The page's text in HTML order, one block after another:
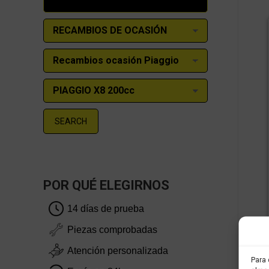
Para
SEARCH
POR QUÉ ELEGIRNOS
14 días de prueba
Piezas comprobadas
Atención personalizada